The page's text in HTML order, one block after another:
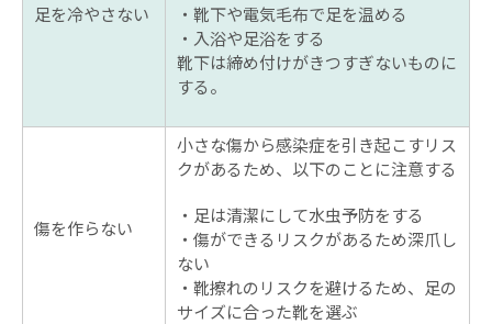
足を冷やさない
靴下や電気毛布で足を温める
入浴や足浴をする
靴下は締め付けがきつすぎないものに
する。
傷を作らない
小さな傷から感染症を引き起こすリス
クがあるため、以下のことに注意する
足は清潔にして水虫予防をする
傷ができるリスクがあるため深爪し
ない
靴擦れのリスクを避けるため、足の
サイズに合った靴を選ぶ